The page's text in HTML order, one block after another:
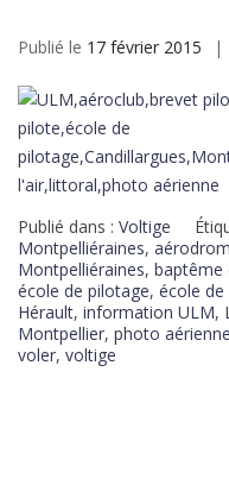
Publié le 17 février 2015
Publié dans : Voltige
Montpelliéraines,
Montpelliéraines, baptême
école de pilotage, école de
Hérault, information ULM,
Montpellier, photo aérienne
voler, voltige